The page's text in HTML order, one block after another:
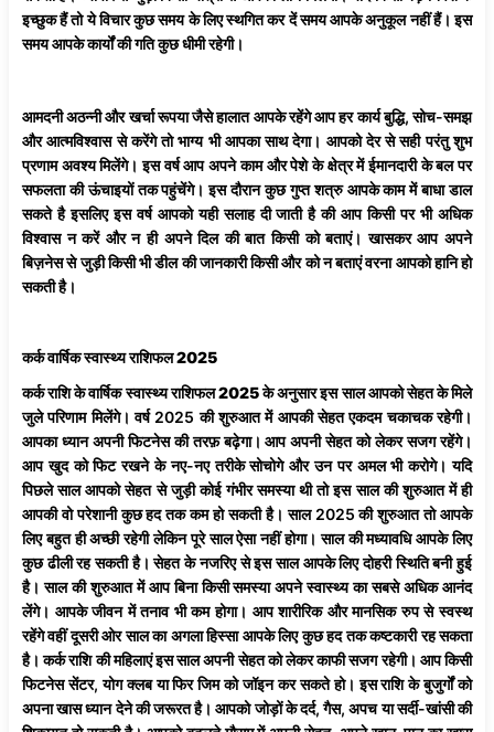
इच्छुक हैं तो ये विचार कुछ समय के लिए स्थगित कर दें समय आपके अनुकूल नहीं हैं। इस
समय आपके कार्यों की गति कुछ धीमी रहेगी।
आमदनी अठन्नी और खर्चा रूपया जैसे हालात आपके रहेंगे आप हर कार्य बुद्धि, सोच-समझ
और आत्मविश्वास से करेंगे तो भाग्य भी आपका साथ देगा। आपको देर से सही परंतु शुभ
प्रणाम अवश्य मिलेंगे। इस वर्ष आप अपने काम और पेशे के क्षेत्र में ईमानदारी के बल पर
सफलता की ऊंचाइयों तक पहुंचेंगे। इस दौरान कुछ गुप्त शत्रु आपके काम में बाधा डाल
सकते है इसलिए इस वर्ष आपको यही सलाह दी जाती है की आप किसी पर भी अधिक
विश्वास न करें और न ही अपने दिल की बात किसी को बताएं। खासकर आप अपने
बिज़नेस से जुड़ी किसी भी डील की जानकारी किसी और को न बताएं वरना आपको हानि हो
सकती है।
कर्कवार्षिकस्वास्थ्यराशिफल 2025
कर्कराशिकेवार्षिकस्वास्थ्यराशिफल2025के अनुसार इस साल आपको सेहत के मिले
जुले परिणाम मिलेंगे। वर्ष 2025 की शुरुआत में आपकी सेहत एकदम चकाचक रहेगी।
आपका ध्यान अपनी फिटनेस की तरफ़ बढ़ेगा। आप अपनी सेहत को लेकर सजग रहेंगे।
आप खुद को फिट रखने के नए-नए तरीके सोचोगे और उन पर अमल भी करोगे। यदि
पिछले साल आपको सेहत से जुड़ी कोई गंभीर समस्या थी तो इस साल की शुरुआत में ही
आपकी वो परेशानी कुछ हद तक कम हो सकती है। साल 2025 की शुरुआत तो आपके
लिए बहुत ही अच्छी रहेगी लेकिन पूरे साल ऐसा नहीं होगा। साल की मध्यावधि आपके लिए
कुछ ढीली रह सकती है। सेहत के नजरिए से इस साल आपके लिए दोहरी स्थिति बनी हुई
है। साल की शुरुआत में आप बिना किसी समस्या अपने स्वास्थ्य का सबसे अधिक आनंद
लेंगे। आपके जीवन में तनाव भी कम होगा। आप शारीरिक और मानसिक रुप से स्वस्थ
रहेंगे वहीं दूसरी ओर साल का अगला हिस्सा आपके लिए कुछ हद तक कष्टकारी रह सकता
है।कर्कराशिकीमहिलाएंइस साल अपनी सेहत को लेकर काफी सजग रहेगी। आप किसी
फिटनेस सेंटर, योग क्लब या फिर जिम को जॉइन कर सकते हो। इस राशि के बुजुर्गों को
अपना खास ध्यान देने की जरूरत है। आपको जोड़ों के दर्द, गैस, अपच या सर्दी-खांसी की